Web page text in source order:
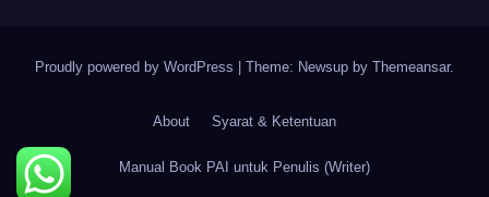
Proudly powered by WordPress Theme: Newsup by Themeansar.
About Syarat & Ketentuan
Manual Book PAI untuk Penulis (Writer)